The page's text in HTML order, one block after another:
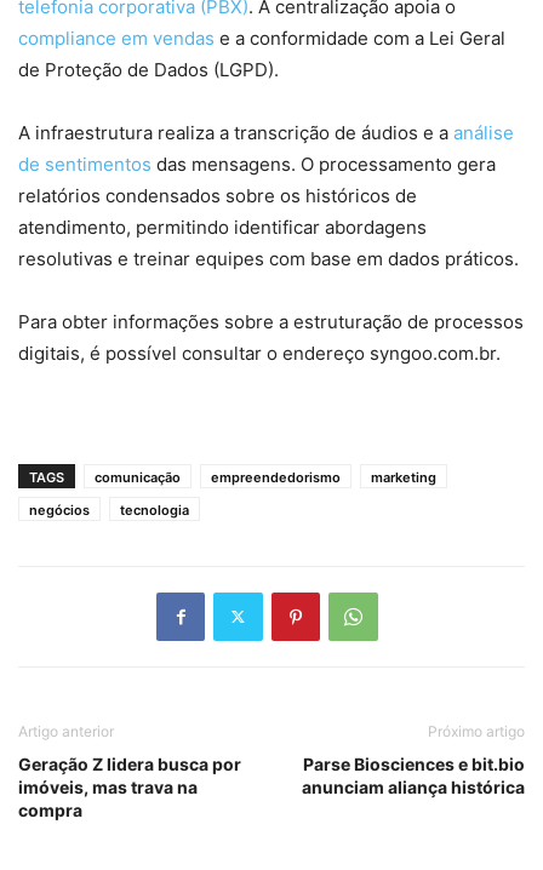
telefonia corporativa (PBX). A centralização apoia o
compliance em vendas e a conformidade com a Lei Geral
de Proteção de Dados (LGPD).
A infraestrutura realiza a transcrição de áudios e a análise
de sentimentos das mensagens. O processamento gera
relatórios condensados sobre os históricos de
atendimento, permitindo identificar abordagens
resolutivas e treinar equipes com base em dados práticos.
Para obter informações sobre a estruturação de processos
digitais, é possível consultar o endereço syngoo.com.br.
TAGS comunicação empreendedorismo
marketing
negócios
tecnologia
Artigo anterior
Geração Z lidera busca por
imóveis, mas trava na
compra
Próximo artigo
Parse Biosciences e bit.bio
anunciam aliança histórica